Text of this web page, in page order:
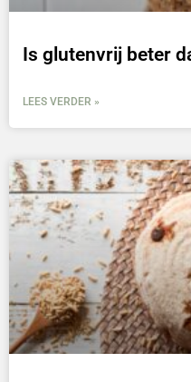
Is glutenvrij beter
LEES VERDER »